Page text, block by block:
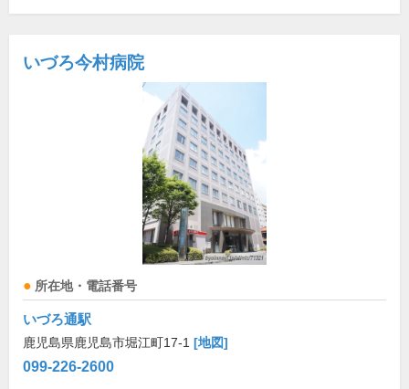
いづろ今村病院
所在地・電話番号
いづろ通駅
鹿児島県鹿児島市堀江町17-1 [地図]
099-226-2600